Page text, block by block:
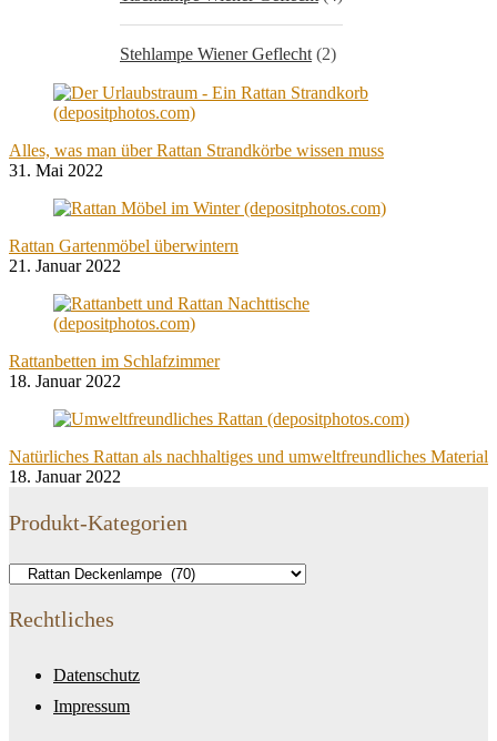
Stehlampe Wiener Geflecht (2)
Alles, was man über Rattan Strandkörbe wissen muss
31. Mai 2022
Rattan Gartenmöbel überwintern
21. Januar 2022
Rattanbetten im Schlafzimmer
18. Januar 2022
Natürliches Rattan als nachhaltiges und umweltfreundliches Material
18. Januar 2022
Produkt-Kategorien
Rechtliches
Datenschutz
Impressum